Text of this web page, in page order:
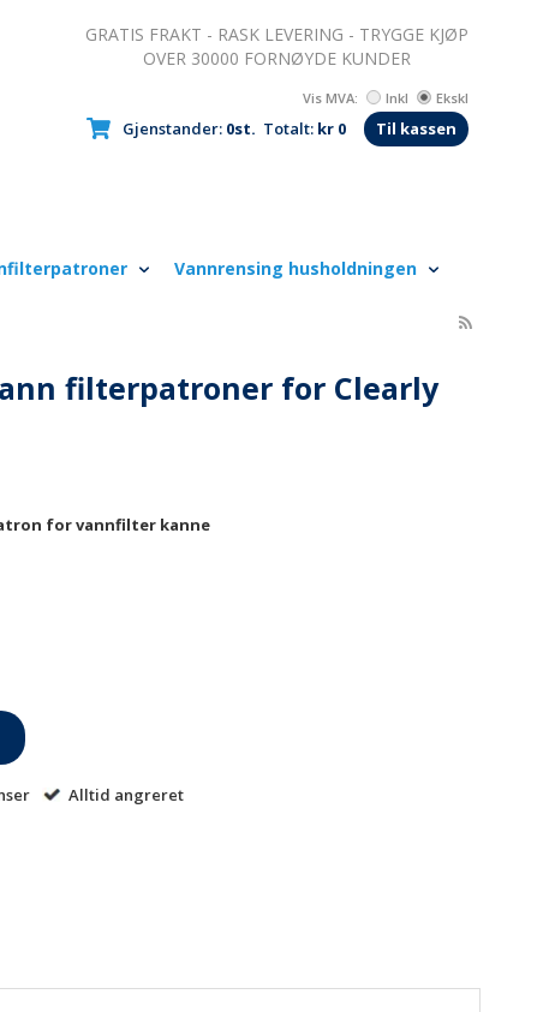
GRATIS FRAKT - RASK LEVERING - TRYGGE KJØP
OVER 30000 FORNØYDE KUNDER
Gjenstander: 0st. Totalt: kr 0 Til kassen
Vis MVA: Inkl Ekskl
Vannrensing husholdningen
filterpatroner for Clearly
for vannfilter kanne
Alltid angreret